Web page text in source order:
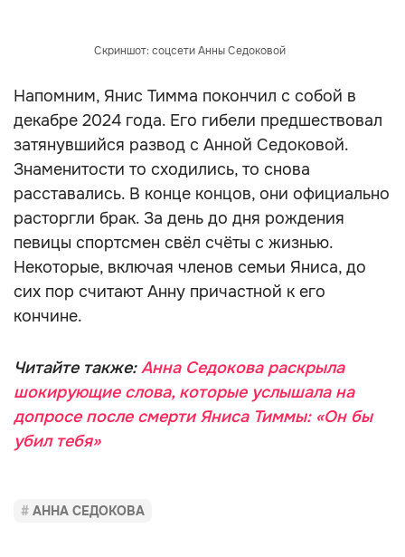
Скриншот: соцсети Анны Седоковой
Напомним, Янис Тимма покончил с собой в
декабре 2024 года. Его гибели предшествовал
затянувшийся развод с Анной Седоковой.
Знаменитости то сходились, то снова
расставались. В конце концов, они официально
расторгли брак. За день до дня рождения
певицы спортсмен свёл счёты с жизнью.
Некоторые, включая членов семьи Яниса, до
сих пор считают Анну причастной к его
кончине.
Читайте также:Анна Седокова раскрыла
шокирующие слова, которые услышала на
допросе после смерти Яниса Тиммы: «Он бы
убил тебя»
АННА СЕДОКОВА